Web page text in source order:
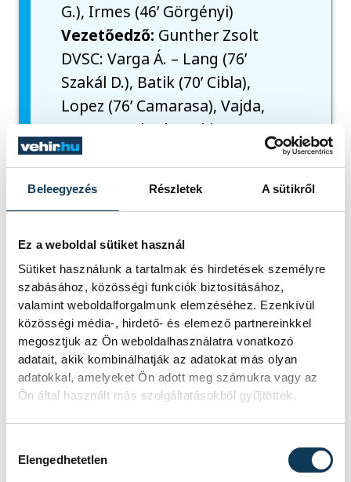
Beleegyezés Részletek A sütikről
Ez a weboldal sütiket használ
Sütiket használunk a tartalmak és hirdetések személyre
szabásához, közösségi funkciók biztosításához,
valamint weboldalforgalmunk elemzéséhez. Ezenkívül
közösségi média-, hirdető- és elemező partnereinkkel
megosztjuk az Ön weboldalhasználatra vonatkozó
adatait, akik kombinálhatják az adatokat más olyan
adatokkal, amelyeket Ön adott meg számukra vagy az
Ön által használt más szolgáltatásokból gyűjtöttek.
Elengedhetetlen
G.), Irmes (46’ Görgényi)
Vezetőedző: Gunther Zsolt
DVSC: Varga Á. – Lang (76’
Szakál D.), Batik (70’ Cibla),
Lopez (76’ Camarasa), Vajda,
Tercza, Szuhodovszki,
Hofmann, Bermejo, Komáromi
Vezetőedző:Sergio Navarro
Bárány D. (63. – büntetőből)
GALÉRIA
Magyar Kupa: VSC Veszprém–
Debreceni VSC 0-2 (0-1)
13 kép
VSC Veszprém